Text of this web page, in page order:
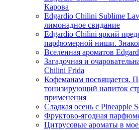
Карова
Edgardio Chilini Sublime
лимонадное свидание
Edgardio Chilini яркий
парфюмерной ниши.
Вселенная ароматов
Загадочная и
Chilini Frida
Кофеманам посвящается.
тонизирующий напиток
применения
Сладкая осень с Pineapple
Фруктово-ягодная
​Цитрусовые ароматы в